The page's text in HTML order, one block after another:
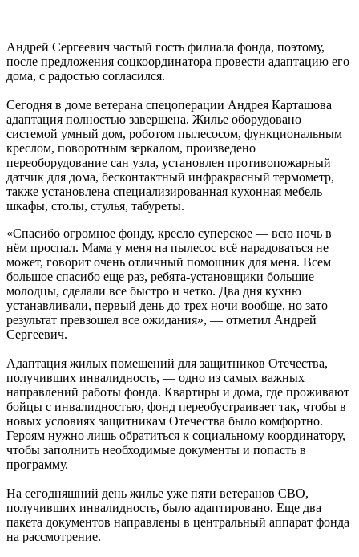
Андрей Сергеевич частый гость филиала фонда, поэтому,
после предложения соцкоординатора провести адаптацию его
дома, с радостью согласился.
Сегодня в доме ветерана спецоперации Андрея Карташова
адаптация полностью завершена. Жилье оборудовано
системой умный дом, роботом пылесосом, функциональным
креслом, поворотным зеркалом, произведено
переоборудование сан узла, установлен противопожарный
датчик для дома, бесконтактный инфракрасный термометр,
также установлена специализированная кухонная мебель –
шкафы, столы, стулья, табуреты.
«Спасибо огромное фонду, кресло суперское — всю ночь в
нём проспал. Мама у меня на пылесос всё нарадоваться не
может, говорит очень отличный помощник для меня. Всем
большое спасибо еще раз, ребята-установщики большие
молодцы, сделали все быстро и четко. Два дня кухню
устанавливали, первый день до трех ночи вообще, но зато
результат превзошел все ожидания», — отметил Андрей
Сергеевич.
Адаптация жилых помещений для защитников Отечества,
получивших инвалидность, — одно из самых важных
направлений работы фонда. Квартиры и дома, где проживают
бойцы с инвалидностью, фонд переобустраивает так, чтобы в
новых условиях защитникам Отечества было комфортно.
Героям нужно лишь обратиться к социальному координатору,
чтобы заполнить необходимые документы и попасть в
программу.
На сегодняшний день жилье уже пяти ветеранов СВО,
получивших инвалидность, было адаптировано. Еще два
пакета документов направлены в центральный аппарат фонда
на рассмотрение.